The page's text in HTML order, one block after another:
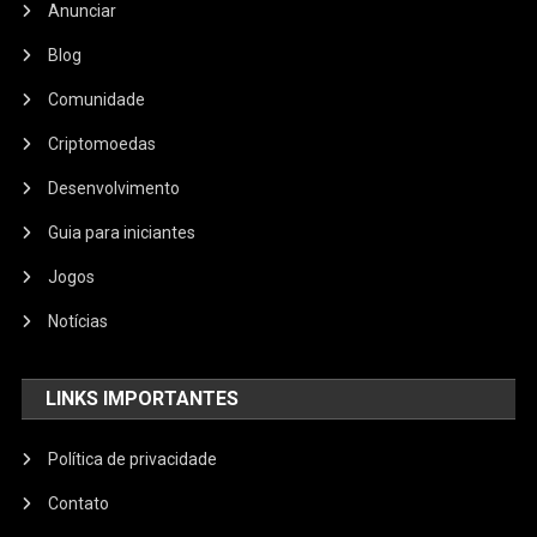
Anunciar
Blog
Comunidade
Criptomoedas
Desenvolvimento
Guia para iniciantes
Jogos
Notícias
LINKS IMPORTANTES
Política de privacidade
Contato